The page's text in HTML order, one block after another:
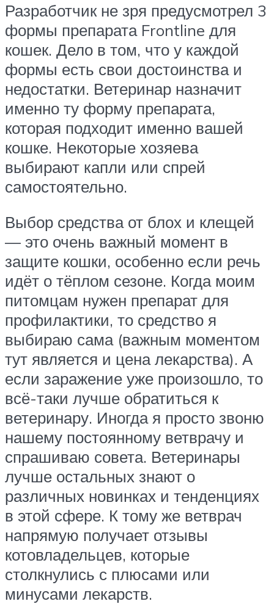
Разработчик не зря предусмотрел 3
формы препарата Frontline для
кошек. Дело в том, что у каждой
формы есть свои достоинства и
недостатки. Ветеринар назначит
именно ту форму препарата,
которая подходит именно вашей
кошке. Некоторые хозяева
выбирают капли или спрей
самостоятельно.
Выбор средства от блох и клещей
— это очень важный момент в
защите кошки, особенно если речь
идёт о тёплом сезоне. Когда моим
питомцам нужен препарат для
профилактики, то средство я
выбираю сама (важным моментом
тут является и цена лекарства). А
если заражение уже произошло, то
всё-таки лучше обратиться к
ветеринару. Иногда я просто звоню
нашему постоянному ветврачу и
спрашиваю совета. Ветеринары
лучше остальных знают о
различных новинках и тенденциях
в этой сфере. К тому же ветврач
напрямую получает отзывы
котовладельцев, которые
столкнулись с плюсами или
минусами лекарств.